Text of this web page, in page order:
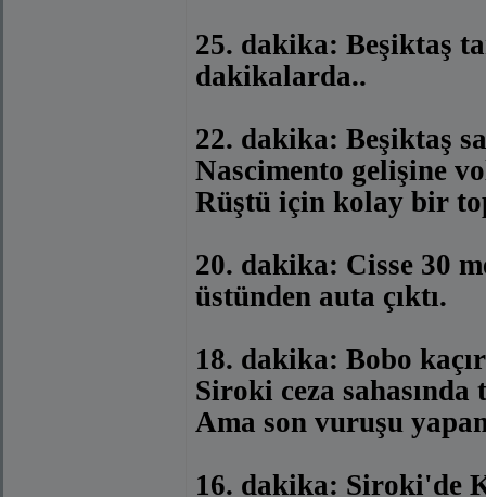
25. dakika: Beşiktaş
dakikalarda..
22. dakika: Beşiktaş
Nascimento gelişine
Rüştü için kolay bir
20. dakika: Cisse 30
üstünden auta çıktı.
18. dakika: Bobo
Siroki ceza
Ama son vuruşu
16. dakika: Siroki'de